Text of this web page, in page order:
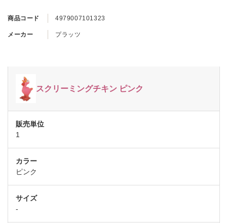
商品コード 4979007101323
メーカー プラッツ
スクリーミングチキン ピンク
1
ピンク
-